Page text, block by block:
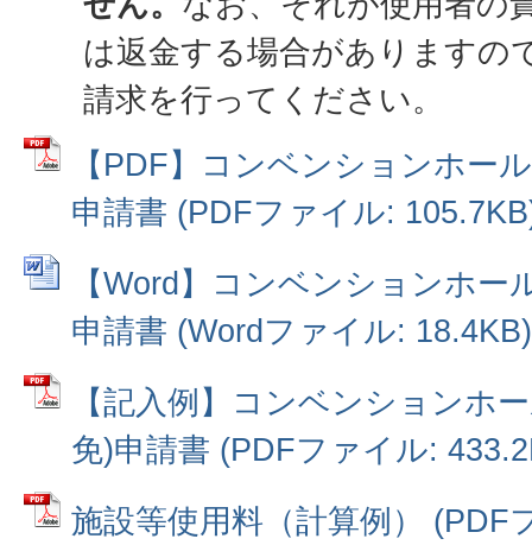
は返金する場合がありますの
請求を行ってください。
【PDF】コンベンションホー
申請書 (PDFファイル:
【Word】コンベンションホー
申請書 (Wordファイル: 18.4KB)
【記入例】コンベンションホ
免)申請書 (PDFファイル:
施設等使用料（計算例） (PDF